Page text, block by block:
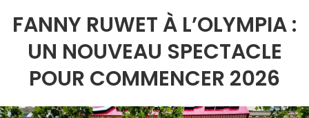
FANNY RUWET À L’OLYMPIA :
UN NOUVEAU SPECTACLE
POUR COMMENCER 2026